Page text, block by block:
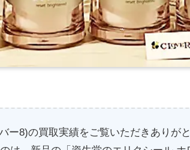
ー8)の買取実績をご覧いただきありが